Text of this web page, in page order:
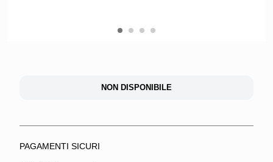
1 2 3 4
NON DISPONIBILE
PAGAMENTI SICURI